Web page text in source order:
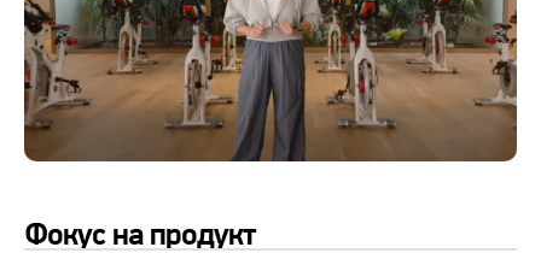
Фокус на продукт